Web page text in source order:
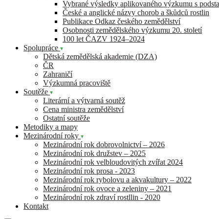
Vybrané výsledky aplikovaného výzkumu s
České a anglické názvy chorob a škůdců rostlin
Publikace Odkaz českého zemědělství
Osobnosti zemědělského výzkumu 20. století
100 let ČAZV 1924–2024
Spolupráce
Dětská zemědělská akademie (DZA)
ČR
Zahraničí
Výzkumná pracoviště
Soutěže
Literární a výtvarná soutěž
Cena ministra zemědělství
Ostatní soutěže
Metodiky a mapy
Mezinárodní roky
Mezinárodní rok dobrovolnictví – 2026
Mezinárodní rok družstev – 2025
Mezinárodní rok velbloudovitých zvířat 2024
Mezinárodní rok prosa - 2023
Mezinárodní rok rybolovu a akvakultury – 2022
Mezinárodní rok ovoce a zeleniny – 2021
Mezinárodní rok zdraví rostllin - 2020
Kontakt